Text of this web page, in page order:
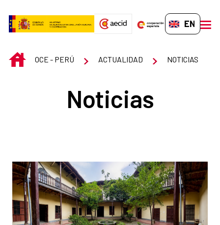
EN-GB
INICIOOCE - PERÚ ACTUALIDAD NOTICIAS
Noticias